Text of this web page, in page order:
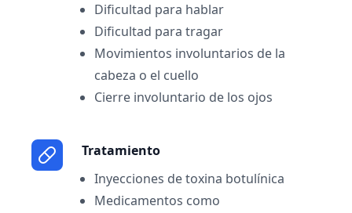
Dificultad para hablar
Dificultad para tragar
Movimientos involuntarios de la
cabeza o el cuello
Cierre involuntario de los ojos
Tratamiento
Inyecciones de toxina botulínica
Medicamentos como